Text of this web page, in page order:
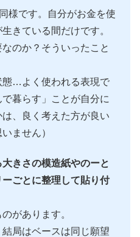
様です。自分がお金を使
きている間だけです。
のか？そういったこと
態…よく使われる表現で
暮らす」ことが自分に
、良く考えた方が良い
ません）
きさの模造紙やのーと
ごとに整理して貼り付
があります。
局はベースは同じ願望